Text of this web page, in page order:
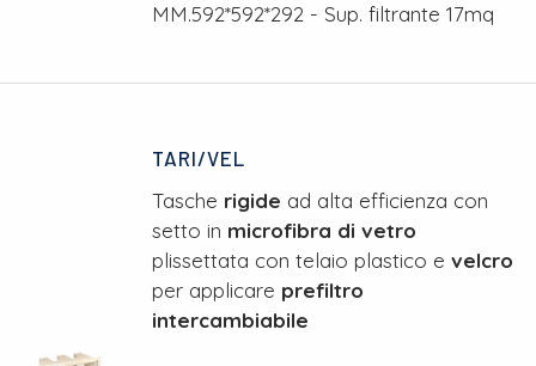
MM.592*592*292 - Sup. filtrante 17mq
TARI/VEL
Tasche rigide ad alta efficienza con
setto in microfibra di vetro
plissettata con telaio plastico e velcro
per applicare prefiltro
intercambiabile